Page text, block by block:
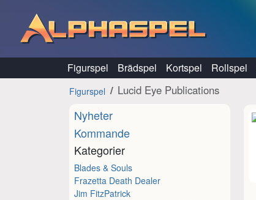
Figurspel Brädspel Kortspel Rollspel
Figurspel Lucid Eye Publications
Nyheter
Kommande
Kategorier
Blades & Souls
Frazetta Death Dealer
Jim FitzPatrick